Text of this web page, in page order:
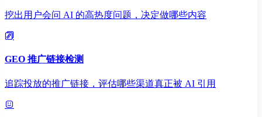
挖出用户会问 AI 的高热度问题，决定做哪些内容
GEO 推广链接检测
追踪投放的推广链接，评估哪些渠道真正被 AI 引用